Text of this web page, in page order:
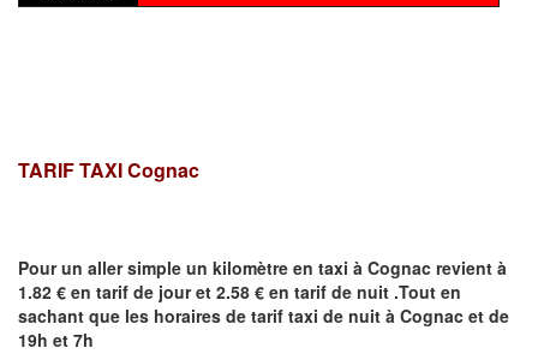
TARIF TAXI Cognac
Pour un aller simple un kilomètre en taxi à Cognac revient à
1.82 € en tarif de jour et 2.58 € en tarif de nuit .Tout en
sachant que les horaires de tarif taxi de nuit à Cognac et de
19h et 7h